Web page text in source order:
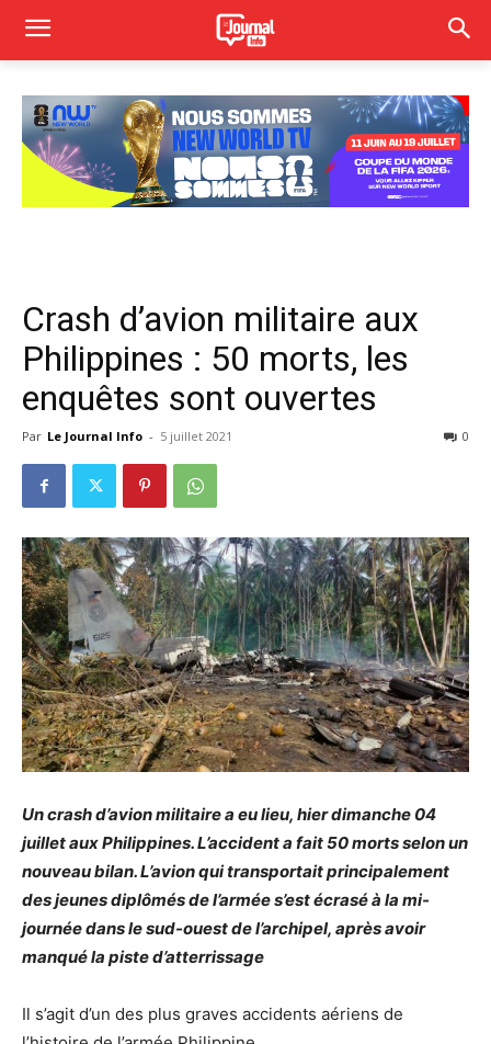
Crash d’avion militaire aux
Philippines : 50 morts, les
enquêtes sont ouvertes
Par Le Journal Info - 5 juillet 2021 0
Un crash d’avion militaire a eu lieu, hier dimanche 04
juillet aux Philippines. L’accident a fait 50 morts selon un
nouveau bilan. L’avion qui transportait principalement
des jeunes diplômés de l’armée s’est écrasé à la mi-
journée dans le sud-ouest de l’archipel, après avoir
manqué la piste d’atterrissage
Il s’agit d’un des plus graves accidents aériens de